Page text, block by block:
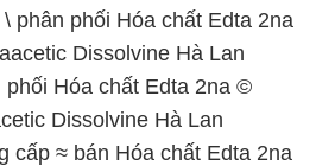
phân phối Hóa chất Edta 2na
Dissolvine Hà Lan
phối Hóa chất Edta 2na ©
Dissolvine Hà Lan
cấp ≈ bán Hóa chất Edta 2na